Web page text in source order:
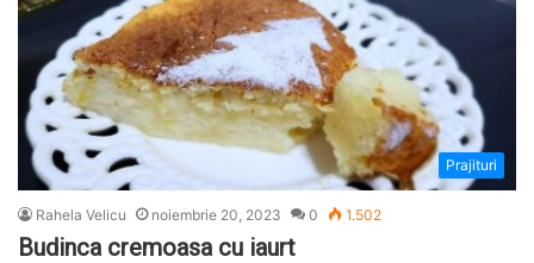
Prajituri
Rahela Velicu noiembrie 20, 2023 0 1.502
Budinca cremoasa cu iaurt